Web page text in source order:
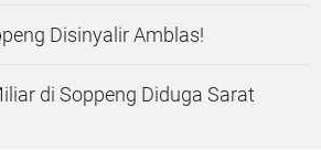
Disinyalir Amblas!
di Soppeng Diduga Sarat